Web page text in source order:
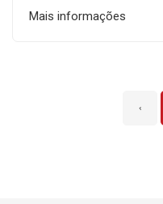
Mais informações
‹